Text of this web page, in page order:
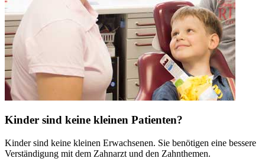
Kinder sind keine kleinen Patienten?
Kinder sind keine kleinen Erwachsenen. Sie benötigen eine bessere
Verständigung mit dem Zahnarzt und den Zahnthemen.